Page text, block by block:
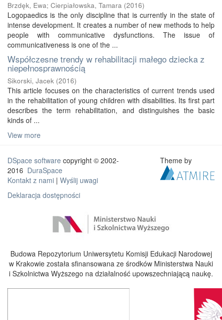
Brzdęk, Ewa; Cierpiałowska, Tamara (2016)
Logopaedics is the only discipline that is currently in the state of
intense development. It creates a number of new methods to help
people with communicative dysfunctions. The issue of
communicativeness is one of the ...
Współczesne trendy w rehabilitacji małego dziecka z
niepełnosprawnością
Sikorski, Jacek (2016)
This article focuses on the characteristics of current trends used
in the rehabilitation of young children with disabilities. Its first part
describes the term rehabilitation, and distinguishes the basic
kinds of ...
View more
DSpace software copyright © 2002-
2016 DuraSpace
Kontakt z nami | Wyślij uwagi
Deklaracja dostępności
Theme by
Budowa Repozytorium Uniwersytetu Komisji Edukacji Narodowej
w Krakowie została sfinansowana ze środków Ministerstwa Nauki
i Szkolnictwa Wyższego na działalność upowszechniającą naukę.